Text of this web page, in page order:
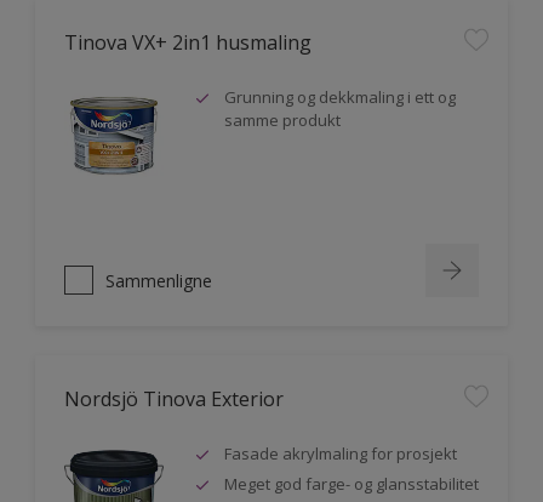
Tinova VX+ 2in1 husmaling
Grunning og dekkmaling i ett og
samme produkt
Sammenligne
Nordsjö Tinova Exterior
Fasade akrylmaling for prosjekt
Meget god farge- og glansstabilitet